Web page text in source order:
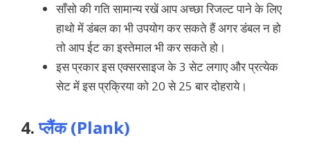
साँसो की गति सामान्य रखें आप अच्छा रिजल्ट पाने के लिए
हाथो में डंबल का भी उपयोग कर सकते हैं अगर डंबल न हो
तो आप ईट का इस्तेमाल भी कर सकते हो।
इस प्रकार इस एक्सरसाइज के 3 सेट लगाए और प्रत्येक
सेट में इस प्रक्रिया को 20 से 25 बार दोहराये।
4.प्लैंक (Plank)